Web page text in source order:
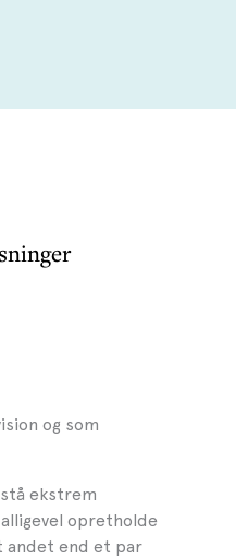
og som
ekstrem
opretholde
andet end et par